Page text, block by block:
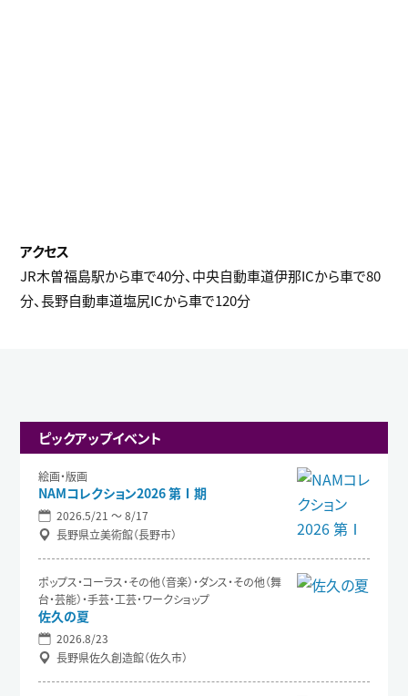
JR木曽福島駅から車で40分、中央自動車道伊那ICから車で80
分、長野自動車道塩尻ICから車で120分
ピックアップイベント
絵画・版画
NAMコレクション2026 第Ⅰ期
2026.5/21 〜 8/17
長野県立美術館（長野市）
ポップス・コーラス・その他（音楽）・ダンス・その他（舞
台・芸能）・手芸・工芸・ワークショップ
佐久の夏
2026.8/23
長野県佐久創造館（佐久市）